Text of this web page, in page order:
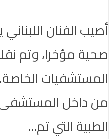
أصيب الفنان
صحية مؤخرًا، وتم
المستشفيات
من داخل
الطبية التي تم...